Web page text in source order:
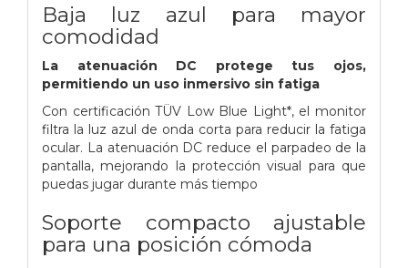
Baja luz azul para mayor
comodidad
La atenuación DC protege tus ojos,
permitiendo un uso inmersivo sin fatiga
Con certificación TÜV Low Blue Light*, el monitor
filtra la luz azul de onda corta para reducir la fatiga
ocular. La atenuación DC reduce el parpadeo de la
pantalla, mejorando la protección visual para que
puedas jugar durante más tiempo
Soporte compacto ajustable
para una posición cómoda